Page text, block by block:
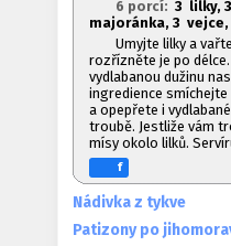
6 porcí: 3 lilky,
majoránka, 3
Umyjte lilky a
rozřízněte je po
vydlabanou dužinu
ingredience
a opepřete i
troubě. Jestliže vám
mísy okolo lilků.
f
Nádivka z tykve
Patizony po